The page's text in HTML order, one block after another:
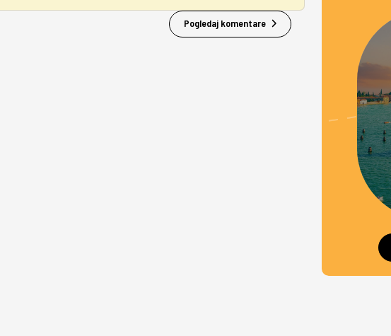
Pogledaj komentare